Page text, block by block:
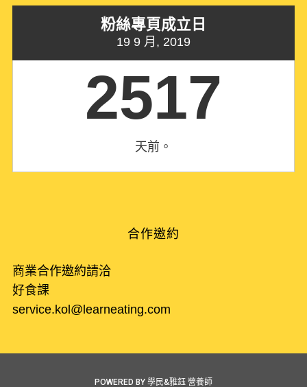
粉絲專頁成立日
19 9 月, 2019
2517
天前。
合作邀約
商業合作邀約請洽
好食課
service.kol@learneating.com
POWERED BY 學民&雅鈺 營養師